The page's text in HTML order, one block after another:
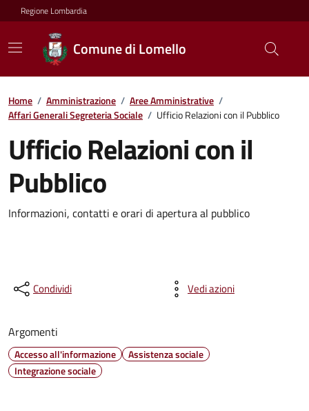
Regione Lombardia
Comune di Lomello
Home / Amministrazione / Aree Amministrative /
Affari Generali Segreteria Sociale / Ufficio Relazioni con il Pubblico
Ufficio Relazioni con il
Pubblico
Informazioni, contatti e orari di apertura al pubblico
Condividi Vedi azioni
Argomenti
Accesso all'informazione
Assistenza sociale
Integrazione sociale